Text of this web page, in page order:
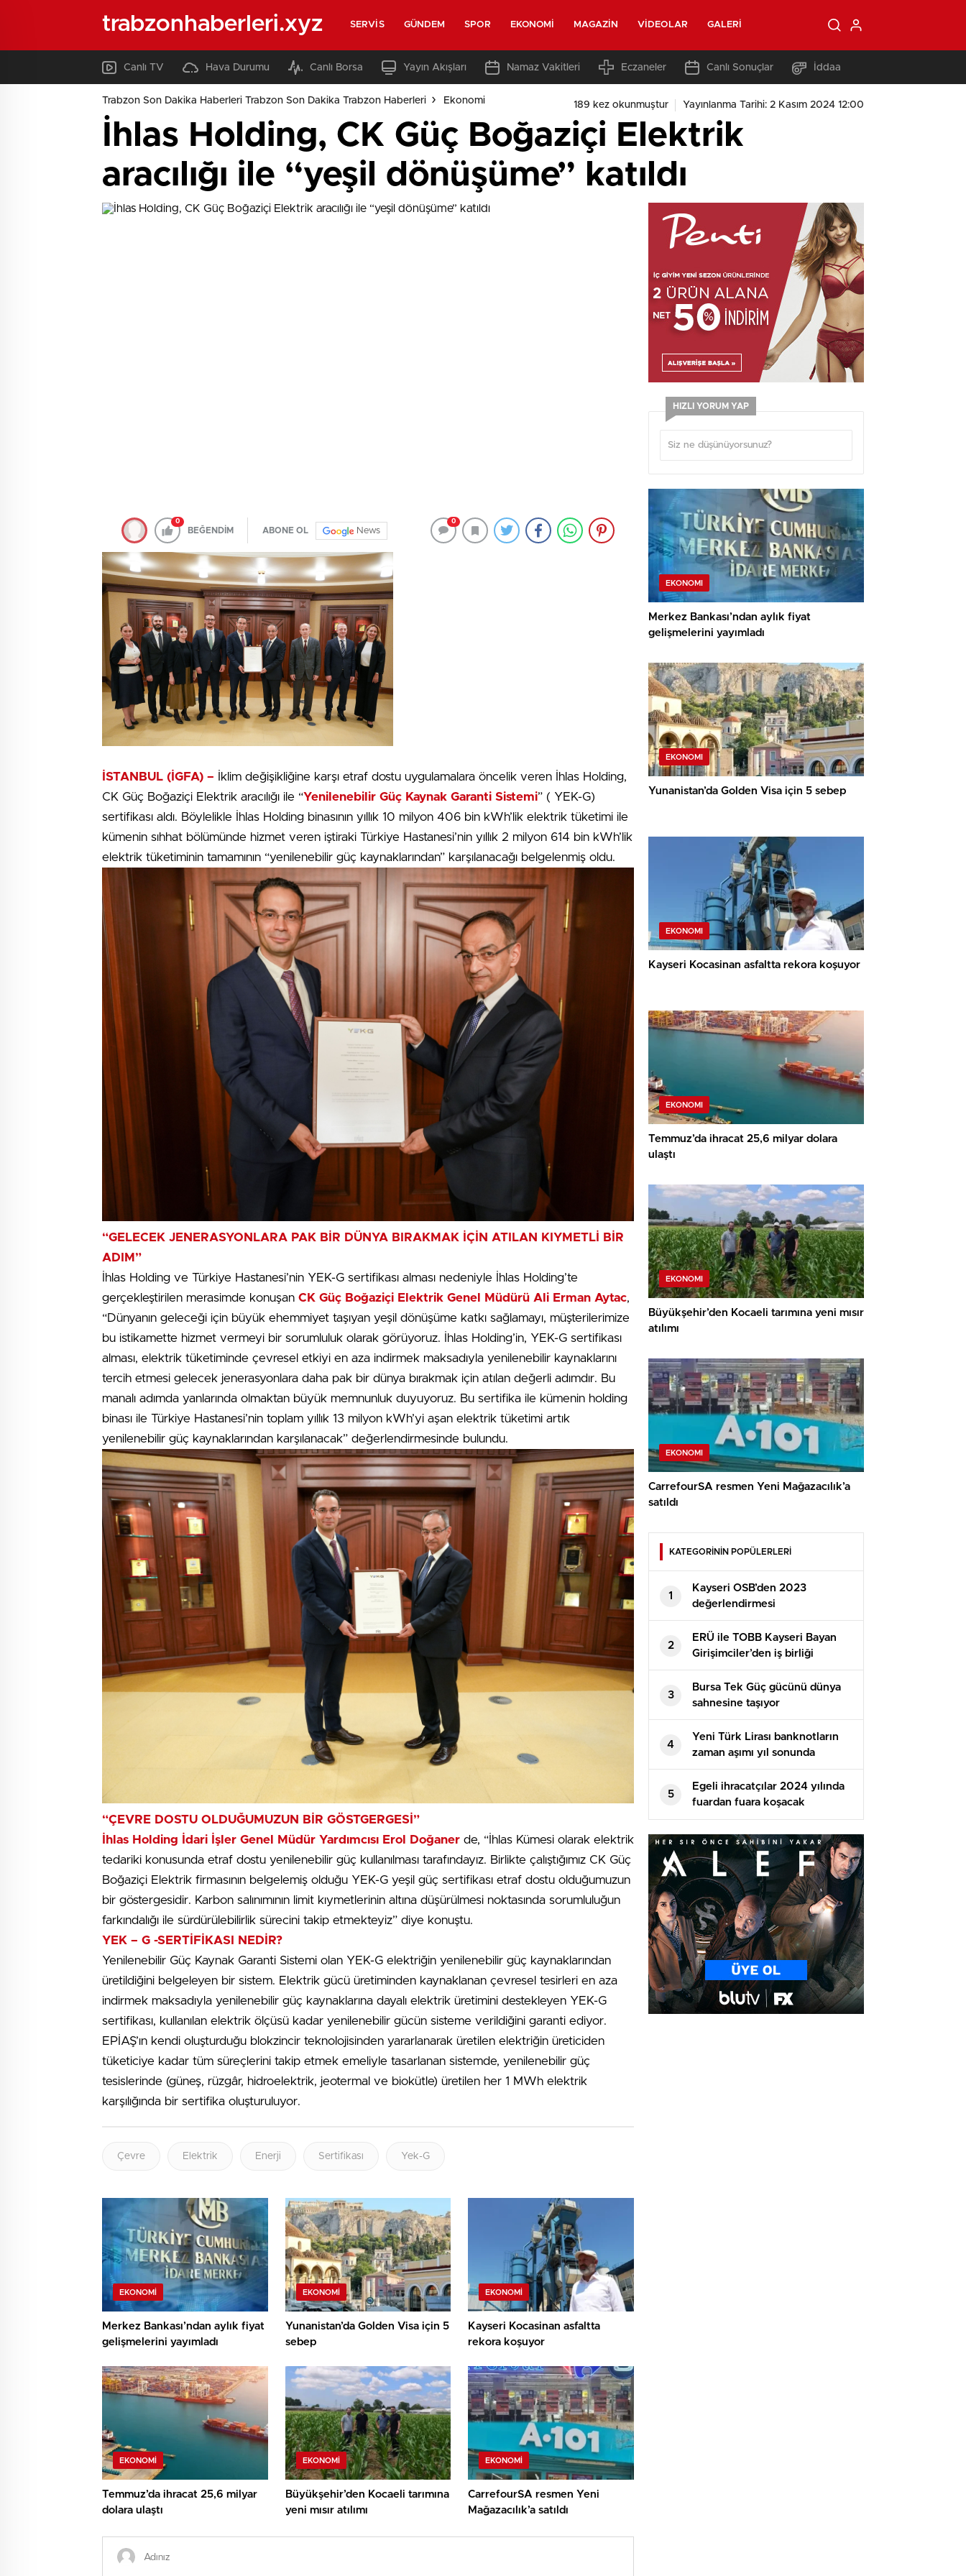
trabzonhaberleri.xyz SERVIS GÜNDEM SPOR EKONOMI MAGAZIN VIDEOLAR GALERI
Canlı TV Hava Durumu Canlı Borsa Yayın Akışları Namaz Vakitleri Eczaneler Canlı Sonuçlar İddaa
Trabzon Son Dakika Haberleri Trabzon Son Dakika Trabzon Haberleri Ekonomi 189 kez okunmuştur Yayınlanma Tarihi: 2 Kasım 2024 12:00
İhlas Holding, CK Güç Boğaziçi Elektrik
aracılığı ile “yeşil dönüşüme” katıldı
0
BEĞENDİM ABONE OL News
0
İSTANBUL (İGFA) –
İklim değişikliğine karşı etraf dostu uygulamalara öncelik veren İhlas Holding,
CK Güç Boğaziçi Elektrik aracılığı ile “Yenilenebilir Güç Kaynak Garanti Sistemi” ( YEK-G)
sertifikası aldı. Böylelikle İhlas Holding binasının yıllık 10 milyon 406 bin kWh’lik elektrik tüketimi ile
kümenin sıhhat bölümünde hizmet veren iştiraki Türkiye Hastanesi’nin yıllık 2 milyon 614 bin kWh’lik
elektrik tüketiminin tamamının “yenilenebilir güç kaynaklarından” karşılanacağı belgelenmiş oldu.
“GELECEK JENERASYONLARA PAK BİR DÜNYA BIRAKMAK İÇİN ATILAN KIYMETLİ BİR
ADIM”
İhlas Holding ve Türkiye Hastanesi’nin YEK-G sertifikası alması nedeniyle İhlas Holding’te
gerçekleştirilen merasimde konuşan CK Güç Boğaziçi Elektrik Genel Müdürü Ali Erman Aytac,
“Dünyanın geleceği için büyük ehemmiyet taşıyan yeşil dönüşüme katkı sağlamayı, müşterilerimize
bu istikamette hizmet vermeyi bir sorumluluk olarak görüyoruz. İhlas Holding’in, YEK-G sertifikası
alması, elektrik tüketiminde çevresel etkiyi en aza indirmek maksadıyla yenilenebilir kaynaklarını
tercih etmesi gelecek jenerasyonlara daha pak bir dünya bırakmak için atılan değerli adımdır. Bu
manalı adımda yanlarında olmaktan büyük memnunluk duyuyoruz. Bu sertifika ile kümenin holding
binası ile Türkiye Hastanesi’nin toplam yıllık 13 milyon kWh’yi aşan elektrik tüketimi artık
yenilenebilir güç kaynaklarından karşılanacak” değerlendirmesinde bulundu.
“ÇEVRE DOSTU OLDUĞUMUZUN BİR GÖSTGERGESİ”
İhlas Holding İdari İşler Genel Müdür Yardımcısı Erol Doğaner de, “İhlas Kümesi olarak elektrik
tedariki konusunda etraf dostu yenilenebilir güç kullanılması tarafındayız. Birlikte çalıştığımız CK Güç
Boğaziçi Elektrik firmasının belgelemiş olduğu YEK-G yeşil güç sertifikası etraf dostu olduğumuzun
bir göstergesidir. Karbon salınımının limit kıymetlerinin altına düşürülmesi noktasında sorumluluğun
farkındalığı ile sürdürülebilirlik sürecini takip etmekteyiz” diye konuştu.
YEK – G -SERTİFİKASI NEDİR?
Yenilenebilir Güç Kaynak Garanti Sistemi olan YEK-G elektriğin yenilenebilir güç kaynaklarından
üretildiğini belgeleyen bir sistem. Elektrik gücü üretiminden kaynaklanan çevresel tesirleri en aza
indirmek maksadıyla yenilenebilir güç kaynaklarına dayalı elektrik üretimini destekleyen YEK-G
sertifikası, kullanılan elektrik ölçüsü kadar yenilenebilir gücün sisteme verildiğini garanti ediyor.
EPİAŞ’ın kendi oluşturduğu blokzincir teknolojisinden yararlanarak üretilen elektriğin üreticiden
tüketiciye kadar tüm süreçlerini takip etmek emeliyle tasarlanan sistemde, yenilenebilir güç
tesislerinde (güneş, rüzgâr, hidroelektrik, jeotermal ve biokütle) üretilen her 1 MWh elektrik
karşılığında bir sertifika oluşturuluyor.
Çevre Elektrik Enerji Sertifikası Yek-G
EKONOMI
Merkez Bankası’ndan aylık fiyat
gelişmelerini yayımladı
EKONOMI
Yunanistan’da Golden Visa için 5
sebep
EKONOMI
Kayseri Kocasinan asfaltta
rekora koşuyor
EKONOMI
Temmuz’da ihracat 25,6 milyar
dolara ulaştı
EKONOMI
Büyükşehir’den Kocaeli tarımına
yeni mısır atılımı
EKONOMI
CarrefourSA resmen Yeni
Mağazacılık’a satıldı
HIZLI YORUM YAP
EKONOMI
Merkez Bankası’ndan aylık fiyat
gelişmelerini yayımladı
EKONOMI
Yunanistan’da Golden Visa için 5 sebep
EKONOMI
Kayseri Kocasinan asfaltta rekora koşuyor
EKONOMI
Temmuz’da ihracat 25,6 milyar dolara
ulaştı
EKONOMI
Büyükşehir’den Kocaeli tarımına yeni mısır
atılımı
EKONOMI
CarrefourSA resmen Yeni Mağazacılık’a
satıldı
KATEGORİNİN POPÜLERLERİ
1
Kayseri OSB’den 2023
değerlendirmesi
2
ERÜ ile TOBB Kayseri Bayan
Girişimciler’den iş birliği
3
Bursa Tek Güç gücünü dünya
sahnesine taşıyor
4
Yeni Türk Lirası banknotların
zaman aşımı yıl sonunda
dolacak
5
Egeli ihracatçılar 2024 yılında
fuardan fuara koşacak